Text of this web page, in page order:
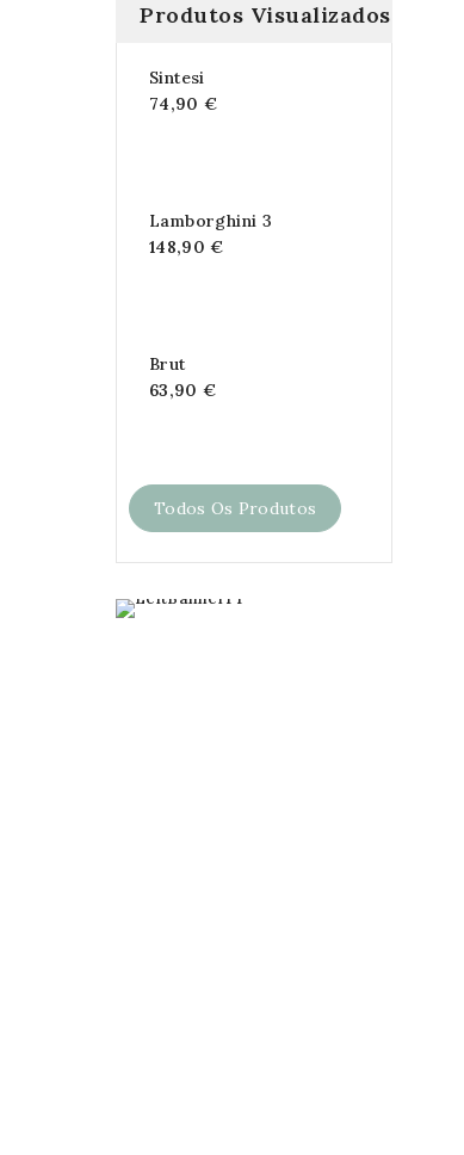
Produtos Visualizados
Sintesi
74,90 €
Lamborghini 3
148,90 €
Brut
63,90 €
Todos Os Produtos